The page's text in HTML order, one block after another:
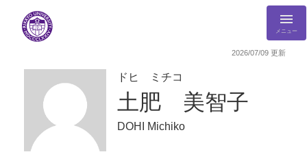
メニュー
2026/07/09 更新
ドヒ ミチコ
土肥 美智子
DOHI Michiko